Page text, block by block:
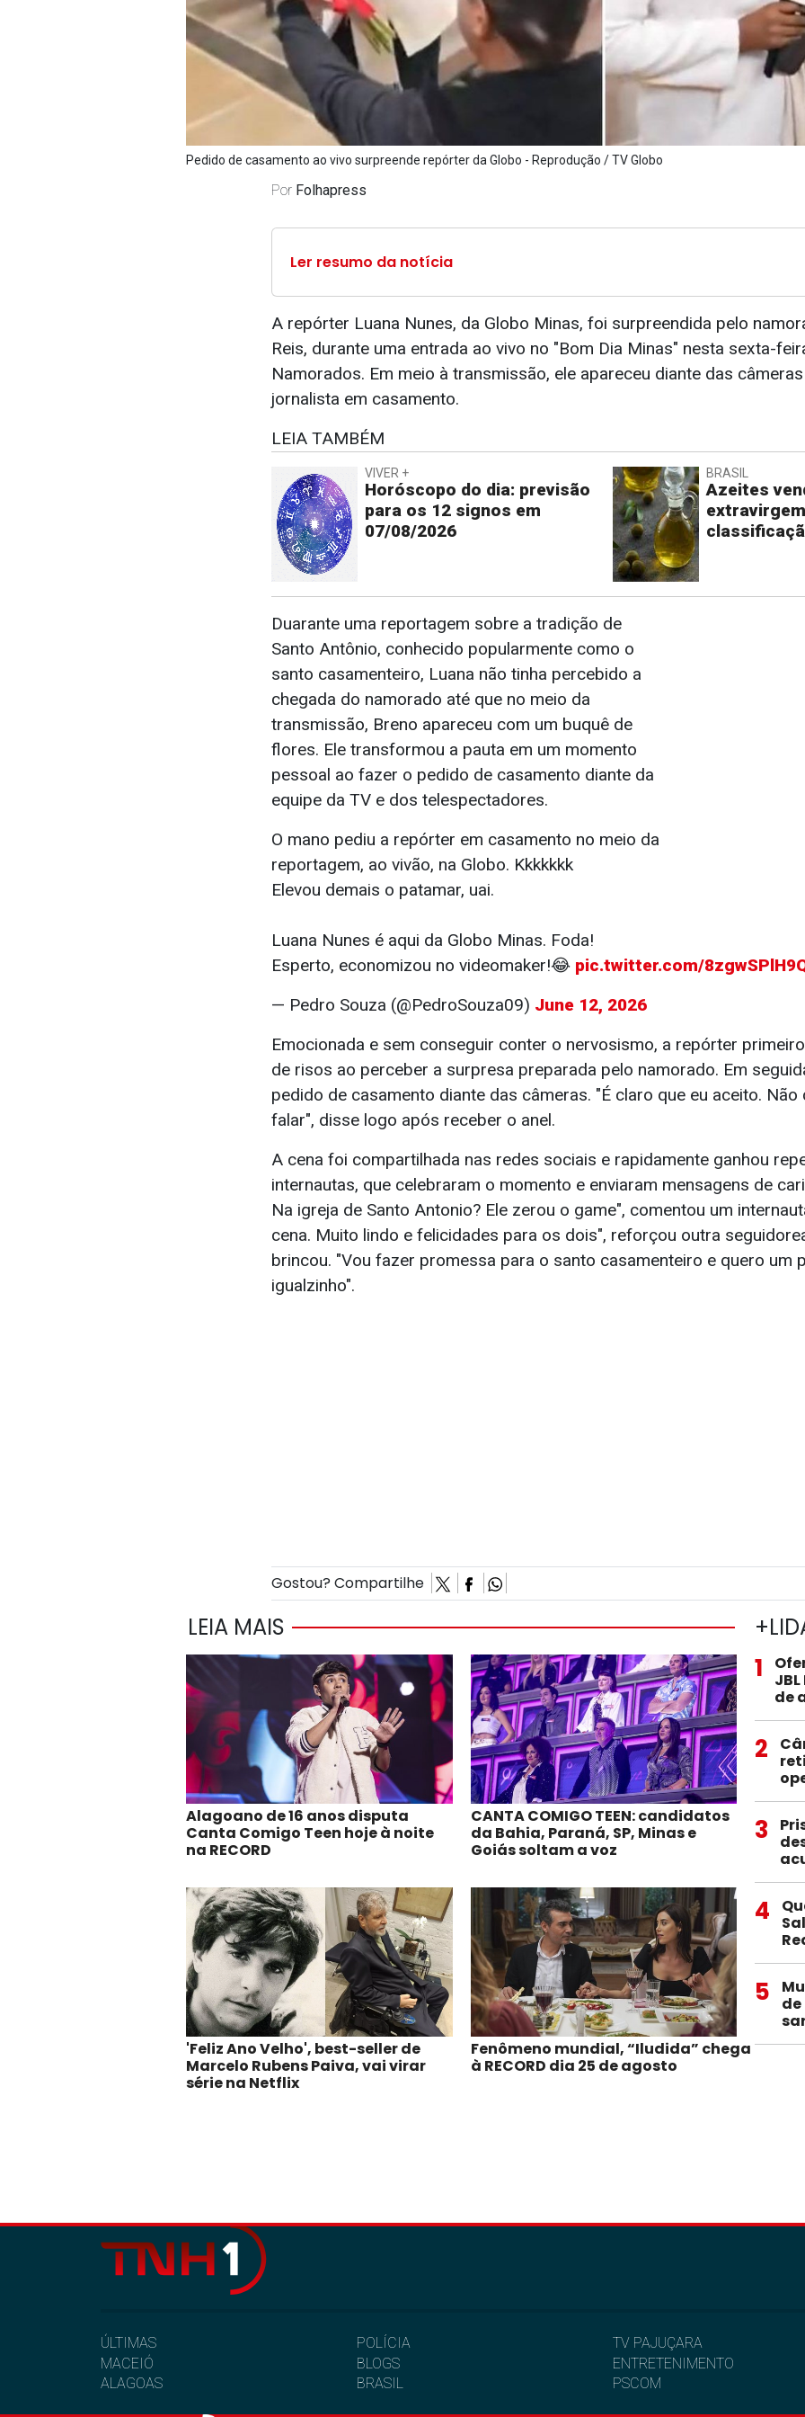
Pedido de casamento ao vivo surpreende repórter da Globo - Reprodução / TV Globo
Por Folhapress
Ler resumo da notícia
A repórter Luana Nunes, da Globo Minas, foi surpreendida pelo
Reis, durante uma entrada ao vivo no "Bom Dia Minas" nesta sexta-
Namorados. Em meio à transmissão, ele apareceu diante das
jornalista em casamento.
LEIA TAMBÉM
VIVER +
Horóscopo do dia: previsão
para os 12 signos em
07/08/2026
BRASIL
Azeites
Duarante uma reportagem sobre a tradição de
Santo Antônio, conhecido popularmente como o
santo casamenteiro, Luana não tinha percebido a
chegada do namorado até que no meio da
transmissão, Breno apareceu com um buquê de
flores. Ele transformou a pauta em um momento
pessoal ao fazer o pedido de casamento diante da
equipe da TV e dos telespectadores.
O mano pediu a repórter em casamento no meio da
reportagem, ao vivão, na Globo. Kkkkkkk
Elevou demais o patamar, uai.
Luana Nunes é aqui da Globo Minas. Foda!
Esperto, economizou no videomaker!😂 pic.twitter.com/
— Pedro Souza (@PedroSouza09) June 12, 2026
Emocionada e sem conseguir conter o nervosismo, a repórter
de risos ao perceber a surpresa preparada pelo namorado. Em
pedido de casamento diante das câmeras. "É claro que eu aceito. Não
falar", disse logo após receber o anel.
A cena foi compartilhada nas redes sociais e rapidamente ganhou
internautas, que celebraram o momento e enviaram mensagens de
Na igreja de Santo Antonio? Ele zerou o game", comentou um
cena. Muito lindo e felicidades para os dois", reforçou outra
brincou. "Vou fazer promessa para o santo casamenteiro e quero um
igualzinho".
Gostou? Compartilhe
LEIA MAIS
Alagoano de 16 anos disputa
Canta Comigo Teen hoje à noite
na RECORD
CANTA COMIGO TEEN: candidatos
da Bahia, Paraná, SP, Minas e
Goiás soltam a voz
'Feliz Ano Velho', best-seller de
Marcelo Rubens Paiva, vai virar
série na Netflix
Fenômeno mundial, “Iludida” chega
à RECORD dia 25 de agosto
1
de
2
3
4
5
ÚLTIMAS
MACEIÓ
ALAGOAS
POLÍCIA
BLOGS
BRASIL
TV PAJUÇARA
ENTRETENIMENTO
PSCOM